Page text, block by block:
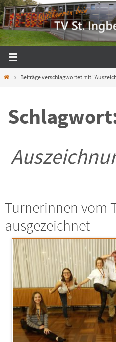
Zum
Inhalt
springen
StartBeiträge verschlagwortet mit
Turnerinnen vom
ausgezeichnet